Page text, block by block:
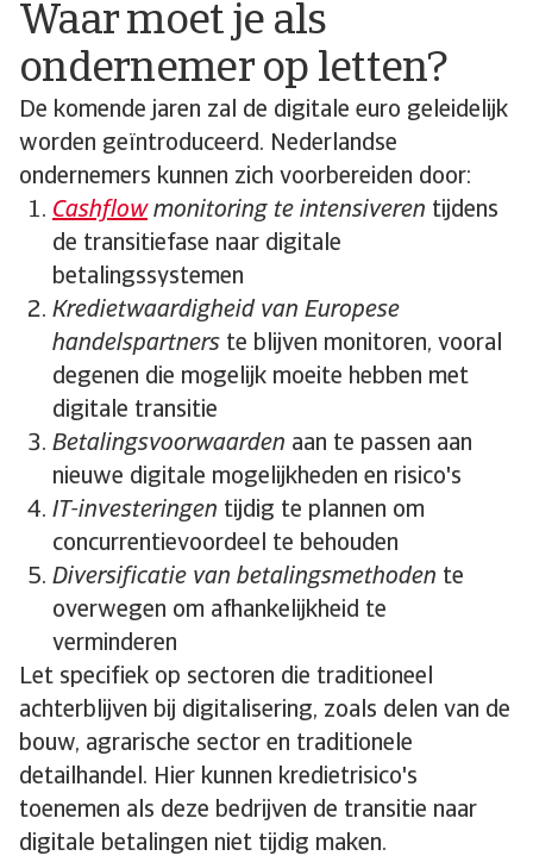
Waar moet je als
ondernemer op letten?
De komende jaren zal de digitale euro geleidelijk
worden geïntroduceerd. Nederlandse
ondernemers kunnen zich voorbereiden door:
Cashflowmonitoring te intensiveren tijdens
de transitiefase naar digitale
betalingssystemen
Kredietwaardigheid van Europese
handelspartners te blijven monitoren, vooral
degenen die mogelijk moeite hebben met
digitale transitie
Betalingsvoorwaarden aan te passen aan
nieuwe digitale mogelijkheden en risico's
IT-investeringen tijdig te plannen om
concurrentievoordeel te behouden
Diversificatie van betalingsmethoden te
overwegen om afhankelijkheid te
verminderen
Let specifiek op sectoren die traditioneel
achterblijven bij digitalisering, zoals delen van de
bouw, agrarische sector en traditionele
detailhandel. Hier kunnen kredietrisico's
toenemen als deze bedrijven de transitie naar
digitale betalingen niet tijdig maken.